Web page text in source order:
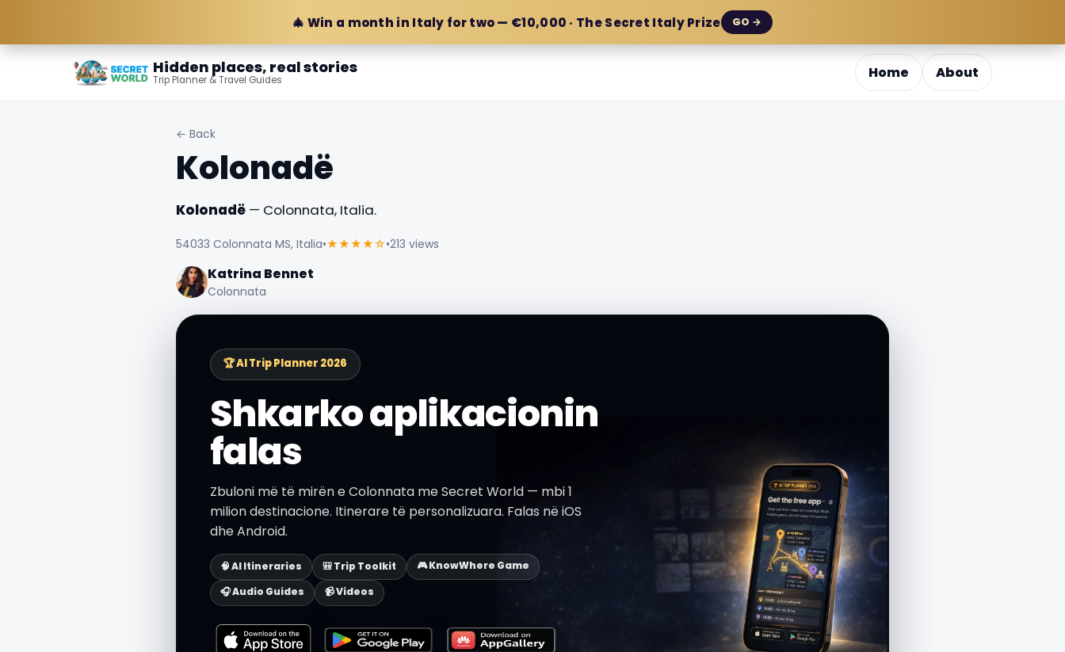
🎄 Win a month in Italy for two — €10,000 · The Secret Italy Prize GO →
Hidden places, real stories
Trip Planner & Travel Guides Home About
← Back
Kolonadë
Kolonadë— Colonnata, Italia.
54033 Colonnata MS, Italia•★★★★☆•213 views
Katrina Bennet
Colonnata
🏆 AI Trip Planner 2026
Shkarko aplikacionin
falas
Zbuloni më të mirën e Colonnata me Secret World — mbi 1
milion destinacione. Itinerare të personalizuara. Falas në iOS
dhe Android.
🧠 AI Itineraries 🎒 Trip Toolkit
🎮 KnowWhere Game
🎧 Audio Guides
📹 Videos